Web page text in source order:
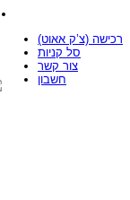
רכישה (צ’ק אאוט)
סל קניות
צור קשר
חשבון